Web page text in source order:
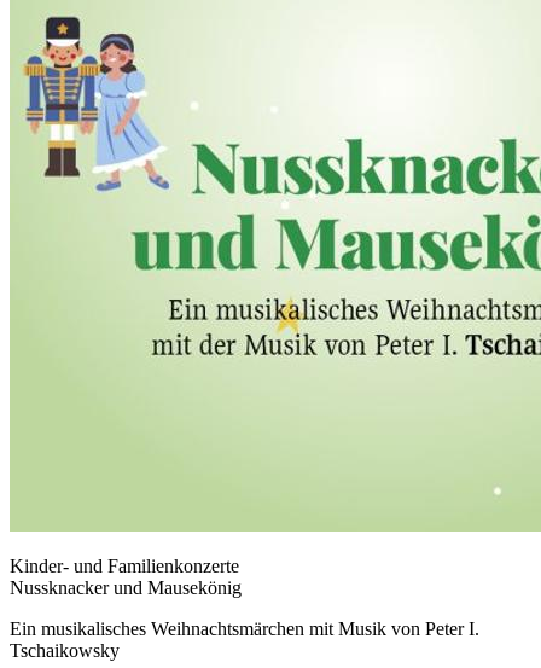
Kinder- und Familienkonzerte
Nussknacker und Mausekönig
Ein musikalisches Weihnachtsmärchen mit Musik von Peter I.
Tschaikowsky